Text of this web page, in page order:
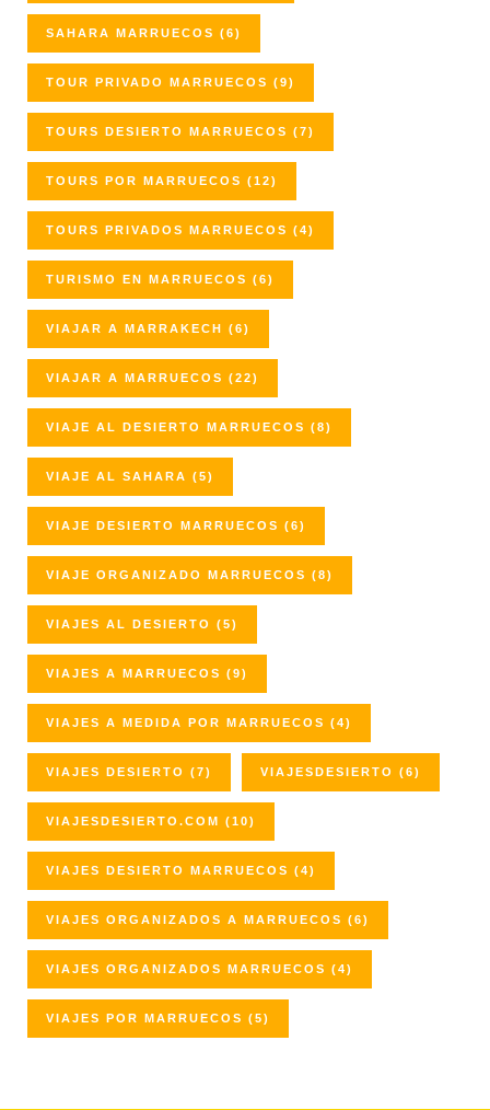
SAHARA MARRUECOS (6)
TOUR PRIVADO MARRUECOS (9)
TOURS DESIERTO MARRUECOS (7)
TOURS POR MARRUECOS (12)
TOURS PRIVADOS MARRUECOS (4)
TURISMO EN MARRUECOS (6)
VIAJAR A MARRAKECH (6)
VIAJAR A MARRUECOS (22)
VIAJE AL DESIERTO MARRUECOS (8)
VIAJE AL SAHARA (5)
VIAJE DESIERTO MARRUECOS (6)
VIAJE ORGANIZADO MARRUECOS (8)
VIAJES AL DESIERTO (5)
VIAJES A MARRUECOS (9)
VIAJES A MEDIDA POR MARRUECOS (4)
VIAJES DESIERTO (7) VIAJESDESIERTO (6)
VIAJESDESIERTO.COM (10)
VIAJES DESIERTO MARRUECOS (4)
VIAJES ORGANIZADOS A MARRUECOS (6)
VIAJES ORGANIZADOS MARRUECOS (4)
VIAJES POR MARRUECOS (5)